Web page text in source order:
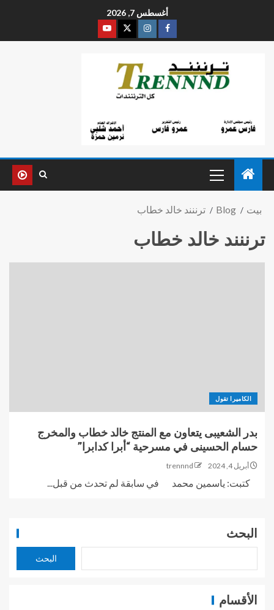
أغسطس 7, 2026
بيت Blog ترننند خالد خطاب
ترننند خالد خطاب
الكاميرا تقول
بدر الشعيبى يتعاون مع المنتج خالد خطاب والمخرج
حسام الحسينى في مسرحية “أبرا كدابرا”
أبريل 4, 2024 trennnd
كتبت: ياسمين محمد في سابقة لم تحدث من قبل...
البحث
البحث
الأقسام